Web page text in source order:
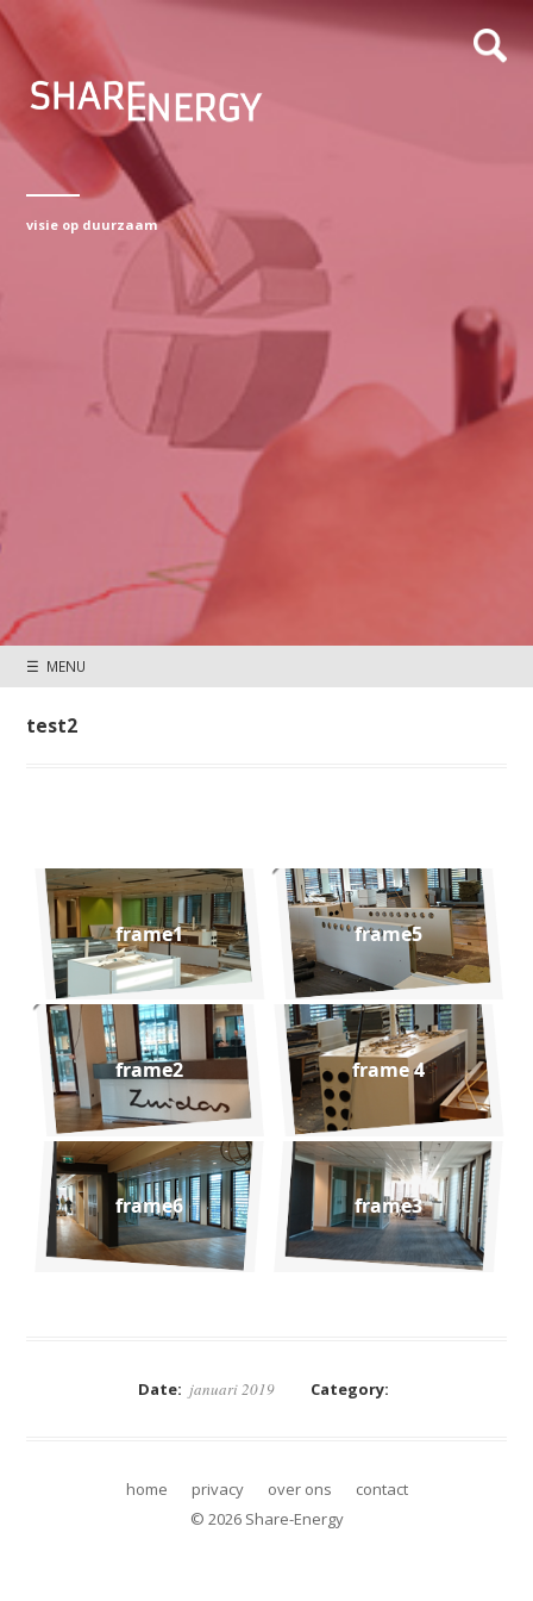
visie op duurzaam
☰ MENU
test2
frame1 frame5
frame2 frame 4
frame6 frame3
Date: januari 2019 Category:
home privacy over ons
contact
© 2026 Share-Energy
+31 (0)85 3036381